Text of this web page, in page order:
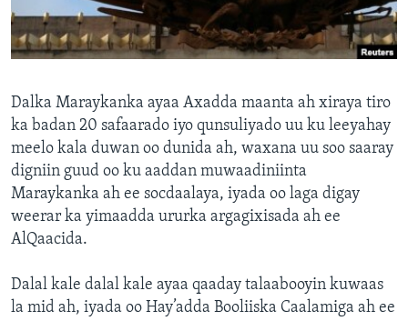
FAAQIDAADDA TODDOBAADKA
DHEXTAALKA TODDOBAADKA
Dalka Maraykanka ayaa Axadda maanta ah xiraya tiro
ka badan 20 safaarado iyo qunsuliyado uu ku leeyahay
meelo kala duwan oo dunida ah, waxana uu soo saaray
digniin guud oo ku aaddan muwaadiniinta
Maraykanka ah ee socdaalaya, iyada oo laga digay
weerar ka yimaadda ururka argagixisada ah ee
AlQaacida.
Dalal kale dalal kale ayaa qaaday talaabooyin kuwaas
la mid ah, iyada oo Hay’adda Booliiska Caalamiga ah ee